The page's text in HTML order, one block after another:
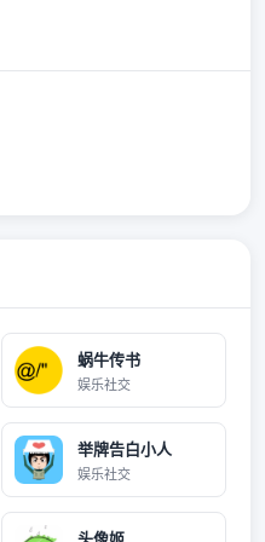
蜗牛传书
娱乐社交
举牌告白小人
娱乐社交